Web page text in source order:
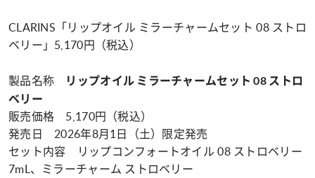
CLARINS「リップオイル ミラーチャームセット 08 ストロ
ベリー」5,170円（税込）
製品名称
リップオイル ミラーチャームセット 08 ストロ
ベリー
販売価格 5,170円（税込）
発売日 2026年8月1日（土）限定発売
セット内容 リップコンフォートオイル 08 ストロベリー
7mL、ミラーチャーム ストロベリー